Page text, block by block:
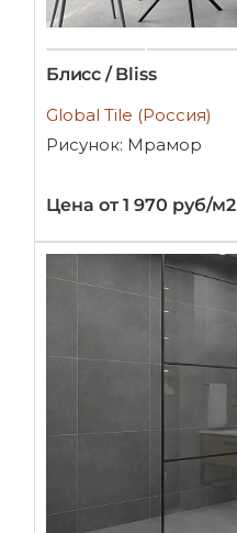
Блисс / Bliss
Global Tile (Россия)
Рисунок: Мрамор
Цена от 1 970 руб/м2